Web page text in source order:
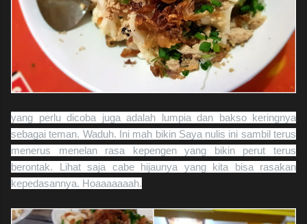
yang perlu dicoba juga adalah lumpia dan bakso keringnya
sebagai teman. Waduh. Ini mah bikin Saya nulis ini sambil terus
menerus menelan rasa kepengen yang bikin perut terus
berontak. Lihat saja cabe hijaunya yang kita bisa rasakan
kepedasannya. Hoaaaaaaah.